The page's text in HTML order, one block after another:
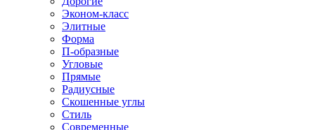
Эконом-класс
Элитные
Форма
П-образные
Угловые
Прямые
Радиусные
Скошенные углы
Стиль
Современные